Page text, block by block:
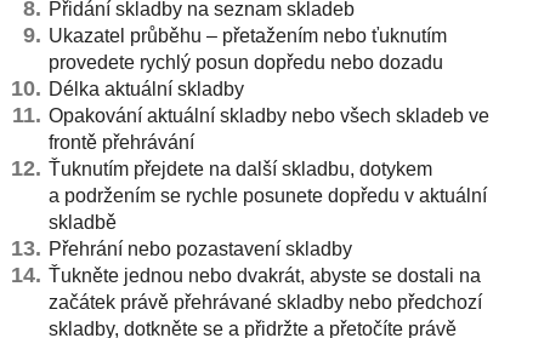
Přidání skladby na seznam skladeb
Ukazatel průběhu – přetažením nebo ťuknutím
provedete rychlý posun dopředu nebo dozadu
Délka aktuální skladby
Opakování aktuální skladby nebo všech skladeb ve
frontě přehrávání
Ťuknutím přejdete na další skladbu, dotykem
a podržením se rychle posunete dopředu v aktuální
skladbě
Přehrání nebo pozastavení skladby
Ťukněte jednou nebo dvakrát, abyste se dostali na
začátek právě přehrávané skladby nebo předchozí
skladby, dotkněte se a přidržte a přetočíte právě